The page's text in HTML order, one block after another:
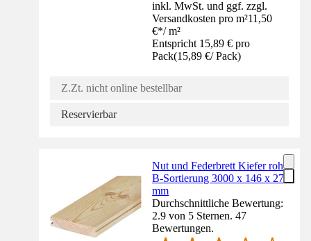
inkl. MwSt. und ggf. zzgl.
Versandkosten pro m²11,50
€*/ m²
Entspricht 15,89 € pro
Pack(15,89 €/ Pack)
Z.Zt. nicht online bestellbar
Reservierbar
Nut und Federbrett Kiefer roh
B-Sortierung 3000 x 146 x 27
mm
Durchschnittliche Bewertung:
2.9 von 5 Sternen. 47
Bewertungen.